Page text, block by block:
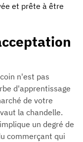
et prête à être
n'est pas
d'apprentissage
de votre
la chandelle.
un degré de
commerçant qui